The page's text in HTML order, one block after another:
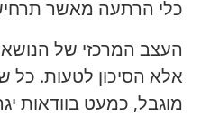
כלי הרתעה מאשר
העצב המרכזי של
אלא הסיכון לטעות. כל
מוגבל, כמעט בוודאות